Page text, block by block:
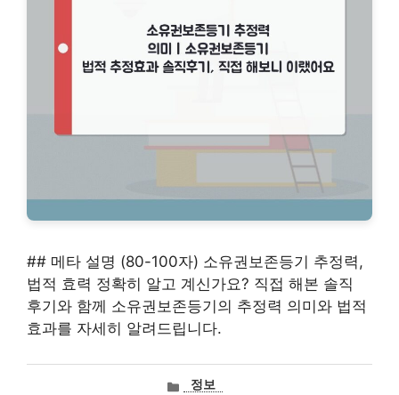
## 메타 설명 (80-100자) 소유권보존등기 추정력,
법적 효력 정확히 알고 계신가요? 직접 해본 솔직
후기와 함께 소유권보존등기의 추정력 의미와 법적
효과를 자세히 알려드립니다.
카정보